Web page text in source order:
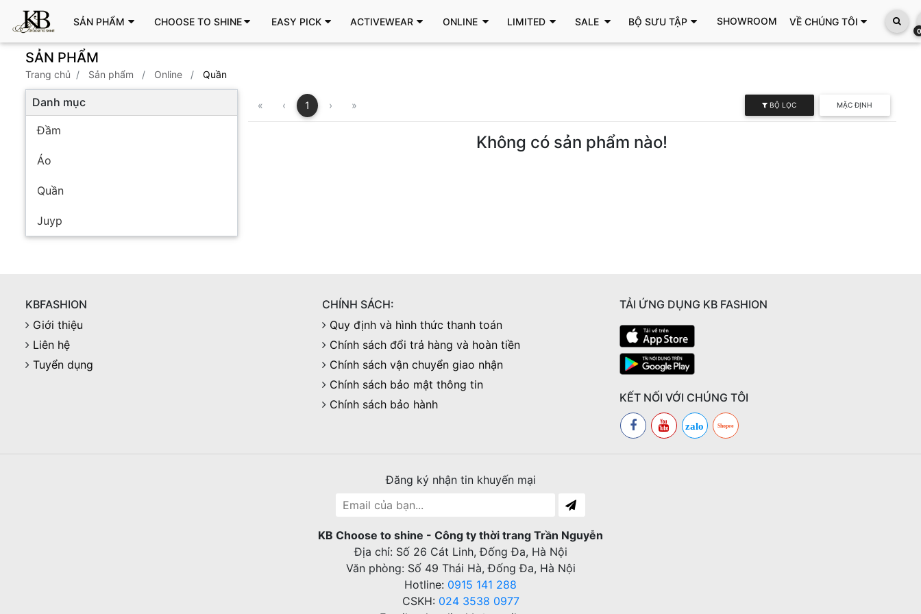
0
SẢN PHẨM CHOOSE TO SHINE EASY PICK ACTIVEWEAR ONLINE LIMITED SALE BỘ SƯU TẬP SHOWROOM VỀ CHÚNG TÔI
SẢN PHẨM
trang chủ sản phẩm Online Quần
Danh mục
Đầm
Áo
Quần
Juyp
« ‹ 1 › » BỘ LỌC MẶC ĐỊNH
Không có sản phẩm nào!
KBFASHION
Giới thiệu
Liên hệ
Tuyển dụng
CHÍNH SÁCH:
Quy định và hình thức thanh toán
Chính sách đổi trả hàng và hoàn tiền
Chính sách vận chuyển giao nhận
Chính sách bảo mật thông tin
Chính sách bảo hành
TẢI ỨNG DỤNG KB FASHION
KẾT NỐI VỚI CHÚNG TÔI
zalo Shopee
Đăng ký nhận tin khuyến mại
KB Choose to shine - Công ty thời trang Trần Nguyễn
Địa chỉ: Số 26 Cát Linh, Đống Đa, Hà Nội
Văn phòng: Số 49 Thái Hà, Đống Đa, Hà Nội
Hotline: 0915 141 288
CSKH: 024 3538 0977